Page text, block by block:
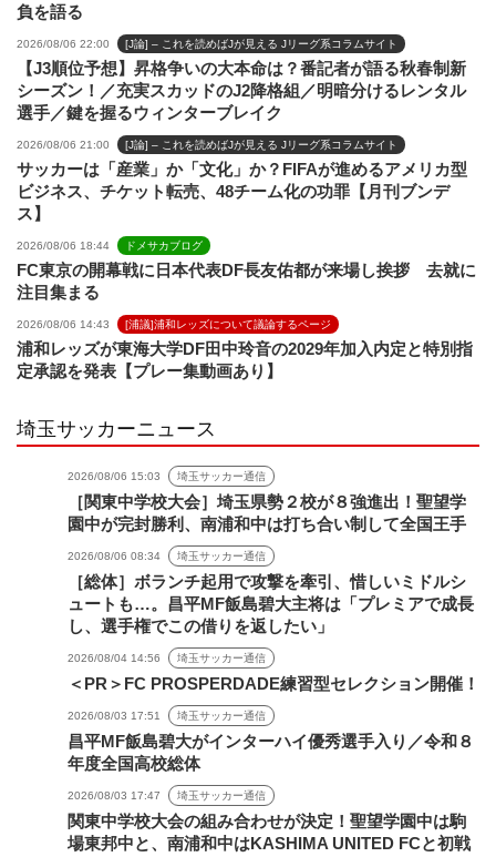
負を語る
2026/08/06 22:00 [J論] – これを読めばJが見える Jリーグ系コラムサイト
【J3順位予想】昇格争いの大本命は？番記者が語る秋春制新
シーズン！／充実スカッドのJ2降格組／明暗分けるレンタル
選手／鍵を握るウィンターブレイク
2026/08/06 21:00 [J論] – これを読めばJが見える Jリーグ系コラムサイト
サッカーは「産業」か「文化」か？FIFAが進めるアメリカ型
ビジネス、チケット転売、48チーム化の功罪【月刊ブンデ
ス】
2026/08/06 18:44 ドメサカブログ
FC東京の開幕戦に日本代表DF長友佑都が来場し挨拶 去就に
注目集まる
2026/08/06 14:43 [浦議]浦和レッズについて議論するページ
浦和レッズが東海大学DF田中玲音の2029年加入内定と特別指
定承認を発表【プレー集動画あり】
埼玉サッカーニュース
2026/08/06 15:03 埼玉サッカー通信
［関東中学校大会］埼玉県勢２校が８強進出！聖望学
園中が完封勝利、南浦和中は打ち合い制して全国王手
2026/08/06 08:34 埼玉サッカー通信
［総体］ボランチ起用で攻撃を牽引、惜しいミドルシ
ュートも…。昌平MF飯島碧大主将は「プレミアで成長
し、選手権でこの借りを返したい」
2026/08/04 14:56 埼玉サッカー通信
＜PR＞FC PROSPERDADE練習型セレクション開催！
2026/08/03 17:51 埼玉サッカー通信
昌平MF飯島碧大がインターハイ優秀選手入り／令和８
年度全国高校総体
2026/08/03 17:47 埼玉サッカー通信
関東中学校大会の組み合わせが決定！聖望学園中は駒
場東邦中と、南浦和中はKASHIMA UNITED FCと初戦